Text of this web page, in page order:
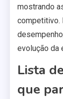
mostrando
competitivo.
evolução da
Lista
que